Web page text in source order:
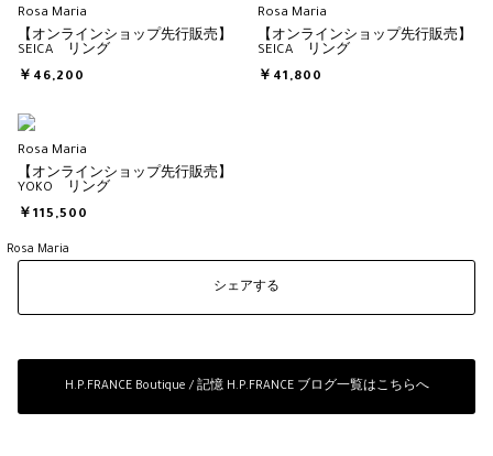
Rosa Maria
【オンラインショップ先行販売】
SEICA リング
￥46,200
Rosa Maria
【オンラインショップ先行販売】
SEICA リング
￥41,800
Rosa Maria
【オンラインショップ先行販売】
YOKO リング
￥115,500
Rosa Maria
シェアする
H.P.FRANCE Boutique / 記憶 H.P.FRANCE ブログ一覧はこちらへ